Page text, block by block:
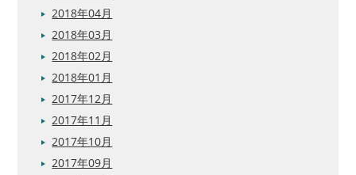
2018年04月
2018年03月
2018年02月
2018年01月
2017年12月
2017年11月
2017年10月
2017年09月